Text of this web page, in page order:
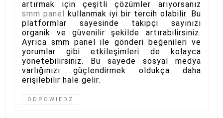
artırmak için çeşitli çözümler arıyorsanız
smm panel
kullanmak iyi bir tercih olabilir. Bu
platformlar sayesinde takipçi sayınızı
organik ve güvenilir şekilde artırabilirsiniz.
Ayrıca smm panel ile gönderi beğenileri ve
yorumlar gibi etkileşimleri de kolayca
yönetebilirsiniz. Bu sayede sosyal medya
varlığınızı güçlendirmek oldukça daha
erişilebilir hale gelir.
ODPOWIEDZ